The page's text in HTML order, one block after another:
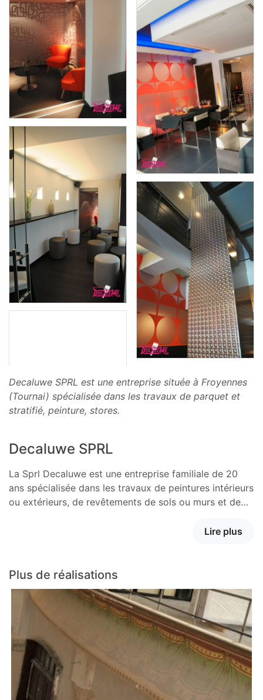
Decaluwe SPRL est une entreprise située à Froyennes
(Tournai) spécialisée dans les travaux de parquet et
stratifié, peinture, stores.
Decaluwe SPRL
La Sprl Decaluwe est une entreprise familiale de 20
ans spécialisée dans les travaux de peintures intérieurs
ou extérieurs, de revêtements de sols ou murs et de…
Lire plus
Plus de réalisations